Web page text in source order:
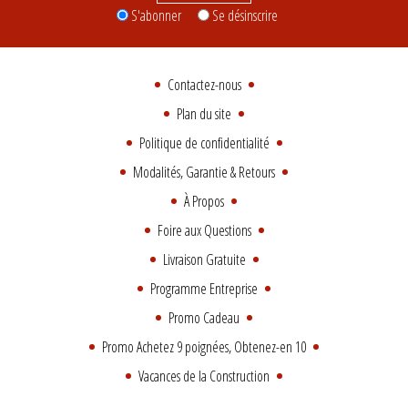
S'abonner Se désinscrire
Contactez-nous
Plan du site
Politique de confidentialité
Modalités, Garantie & Retours
À Propos
Foire aux Questions
Livraison Gratuite
Programme Entreprise
Promo Cadeau
Promo Achetez 9 poignées, Obtenez-en 10
Vacances de la Construction